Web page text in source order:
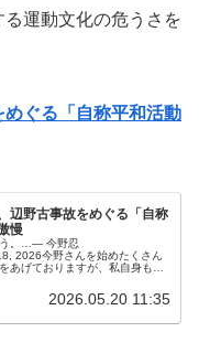
運動文化の危うさを
ぐる「自称平和活動
辺野古事故をめぐる「自称
慢
う。…— 今野忍
2026今野さんを始めたくさん
あげておりますが、私自身もこ
2026.05.20 11:35